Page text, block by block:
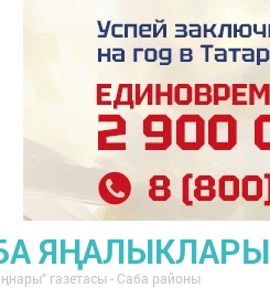
ЯҢАЛЫКЛАРЫ
газетасы - Саба районы